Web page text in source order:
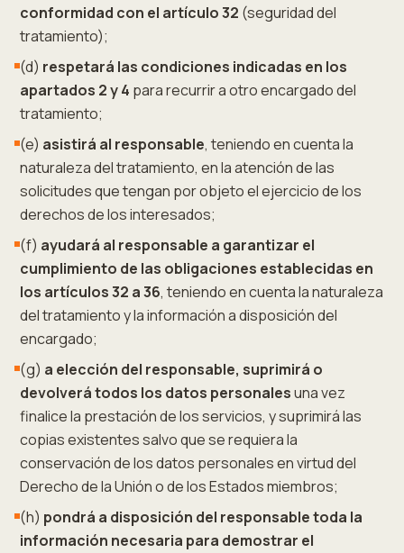
conformidad con el artículo 32 (seguridad del
tratamiento);
(d) respetará las condiciones indicadas en los
apartados 2 y 4 para recurrir a otro encargado del
tratamiento;
(e) asistirá al responsable, teniendo en cuenta la
naturaleza del tratamiento, en la atención de las
solicitudes que tengan por objeto el ejercicio de los
derechos de los interesados;
(f) ayudará al responsable a garantizar el
cumplimiento de las obligaciones establecidas en
los artículos 32 a 36, teniendo en cuenta la naturaleza
del tratamiento y la información a disposición del
encargado;
(g) a elección del responsable, suprimirá o
devolverá todos los datos personalesuna vez
finalice la prestación de los servicios, y suprimirá las
copias existentes salvo que se requiera la
conservación de los datos personales en virtud del
Derecho de la Unión o de los Estados miembros;
(h) pondrá a disposición del responsable toda la
información necesaria para demostrar el